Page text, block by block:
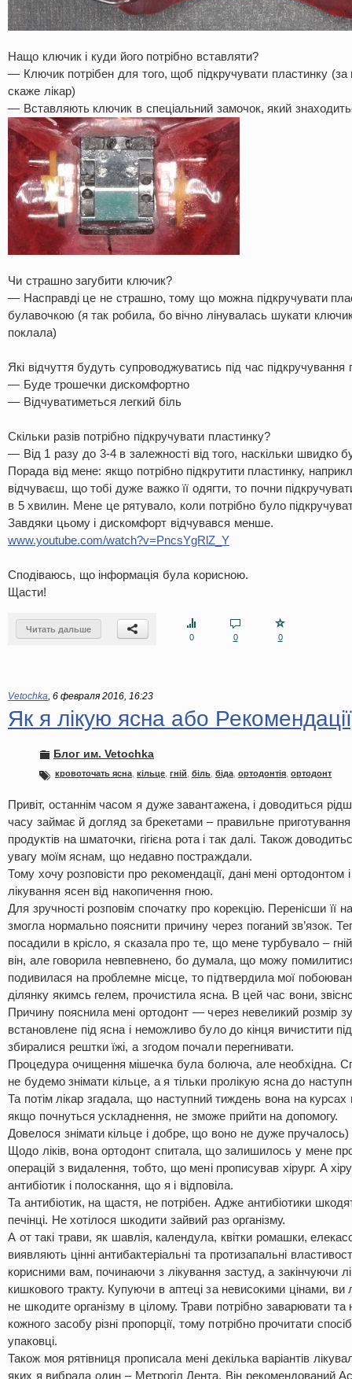
Нащо ключик і куди його потрібно вставляти?
— Ключик потрібен для того, щоб підкручувати пластинку (за
скаже лікар)
— Вставляють ключик в спеціальний замочок, який
Чи страшно загубити ключик?
— Насправді це не страшно, тому що можна підкручувати
булавочкою (я так робила, бо вічно лінувалась шукати
поклала)
Які відчуття будуть супроводжуватись під час підкручування
— Буде трошечки дискомфортно
— Відчуватиметься легкий біль
Скільки разів потрібно підкручувати пластинку?
— Від 1 разу до 3-4 в залежності від того, наскільки швидко
Порада від мене: якщо потрібно підкрутити пластинку,
відчуваєш, що тобі дуже важко її одягти, то почни
в 5 хвилин. Мене це рятувало, коли потрібно було
Завдяки цьому і дискомфорт відчувався менше.
www.youtube.com/watch?v=PncsYgRlZ_Y
Сподіваюсь, що інформація була корисною.
Щасти!
Читать дальше
0
0 0
Vetochka, 6 февраля 2016, 16:23
Як я лікую ясна або
Блог им. Vetochka
кровоточать ясна кільце гній біль біда ортодонтія ортодонт
Привіт, останнім часом я дуже завантажена, і доводиться
часу займає й догляд за брекетами – правильне приготування
продуктів на шматочки, гігієна рота і так далі. Також
увагу моїм яснам, що недавно постраждали.
Тому хочу розповісти про рекомендації, дані мені ортодонтом
лікування ясен від накопичення гною.
Для зручності розповім спочатку про корекцію. Перенісши її
змогла нормально пояснити причину через поганий зв’язок.
посадили в крісло, я сказала про те, що мене турбувало –
він, але говорила невпевнено, бо думала, що можу
подивилася на проблемне місце, то підтвердила мої
ділянку якимсь гелем, прочистила ясна. В цей час вони,
Причину пояснила мені ортодонт — через невеликий розмір
встановлене під ясна і неможливо було до кінця вичистити
збиралися рештки їжі, а згодом почали перегнивати.
Процедура очищення мішечка була болюча, але необхідна.
не будемо знімати кільце, а я тільки пролікую ясна до
Та потім лікар згадала, що наступний тиждень вона на курсах
якщо почнуться ускладнення, не зможе прийти на допомогу.
Довелося знімати кільце і добре, що воно не дуже пручалось)
Щодо ліків, вона ортодонт спитала, що залишилось у мене
операцій з видалення, тобто, що мені прописував хірург. А
антибіотик і полоскання, що я і відповіла.
Та антибіотик, на щастя, не потрібен. Адже антибіотики
печінці. Не хотілося шкодити зайвий раз організму.
А от такі трави, як шавлія, календула, квітки ромашки,
виявляють цінні антибактеріальні та протизапальні
корисними вам, починаючи з лікування застуд, а закінчуючи
кишкового тракту. Купуючи в аптеці за невисокими цінами, ви
не шкодите організму в цілому. Трави потрібно заварювати
кожного засобу різні пропорції, тому потрібно прочитати
упаковці.
Також моя рятівниця прописала мені декілька варіантів
яких я вибрала один – Метрогіл Дента. Він рекомендований